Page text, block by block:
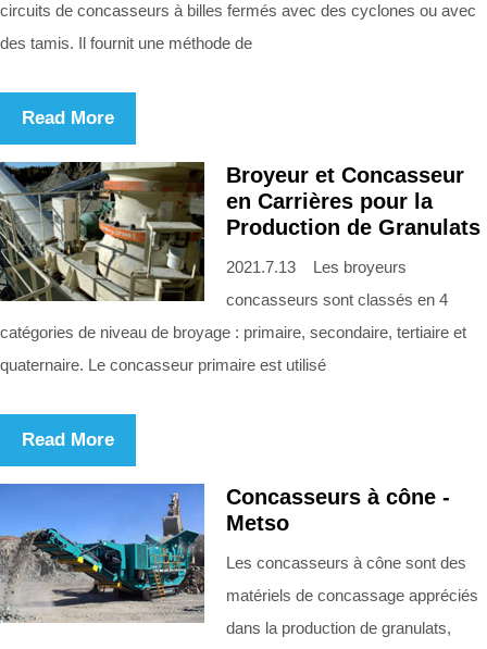
circuits de concasseurs à billes fermés avec des cyclones ou avec
des tamis. Il fournit une méthode de
Read More
Broyeur et Concasseur
en Carrières pour la
Production de Granulats
2021.7.13 Les broyeurs
concasseurs sont classés en 4
catégories de niveau de broyage : primaire, secondaire, tertiaire et
quaternaire. Le concasseur primaire est utilisé
Read More
Concasseurs à cône -
Metso
Les concasseurs à cône sont des
matériels de concassage appréciés
dans la production de granulats,